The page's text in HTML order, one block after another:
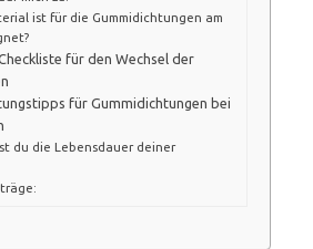
ist für die Gummidichtungen am
für den Wechsel der
für Gummidichtungen bei
du die Lebensdauer deiner